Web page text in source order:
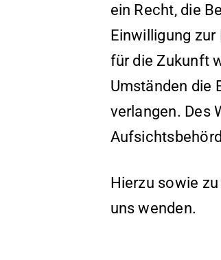
ein Recht, die
Einwilligung
für die Zukunft
Umständen die
verlangen. Des
Hierzu sowie
uns wenden.